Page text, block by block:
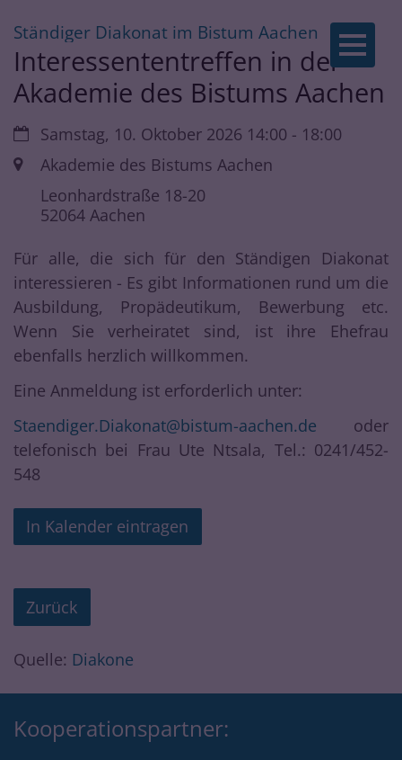
Zum Inhalt springen
Ständiger Diakonat im Bistum Aachen
Interessententreffen in der
Akademie des Bistums Aachen
Datum:Samstag, 10. Oktober 2026 14:00 - 18:00
Ort: Akademie des Bistums Aachen
Leonhardstraße 18-20
52064 Aachen
Für alle, die sich für den Ständigen Diakonat
interessieren - Es gibt Informationen rund um die
Ausbildung, Propädeutikum, Bewerbung etc.
Wenn Sie verheiratet sind, ist ihre Ehefrau
ebenfalls herzlich willkommen.
Eine Anmeldung ist erforderlich unter:
Staendiger.Diakonat@bistum-aachen.de oder
telefonisch bei Frau Ute Ntsala, Tel.: 0241/452-
548
In Kalender eintragen
Zurück
Quelle: Diakone
Kooperationspartner: